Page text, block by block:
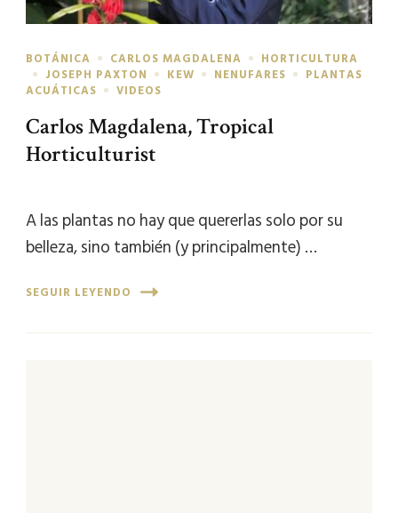
BOTÁNICA CARLOS MAGDALENA
HORTICULTURA
JOSEPH PAXTON
KEW NENUFARES
PLANTAS
ACUÁTICAS
VIDEOS
Carlos Magdalena, Tropical
Horticulturist
A las plantas no hay que quererlas solo por su
belleza, sino también (y principalmente) …
SEGUIR LEYENDO